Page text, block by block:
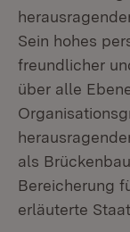
Sein hohes
freundlicher
über alle
als
Bereicherung
erläuterte